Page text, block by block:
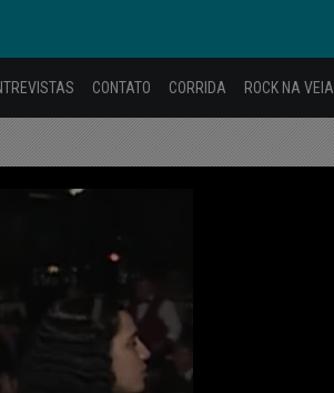
CONTATO CORRIDA ROCK NA VEIA